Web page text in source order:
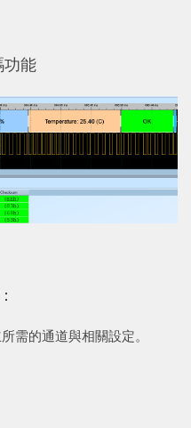
功能
的通道與相關設定。